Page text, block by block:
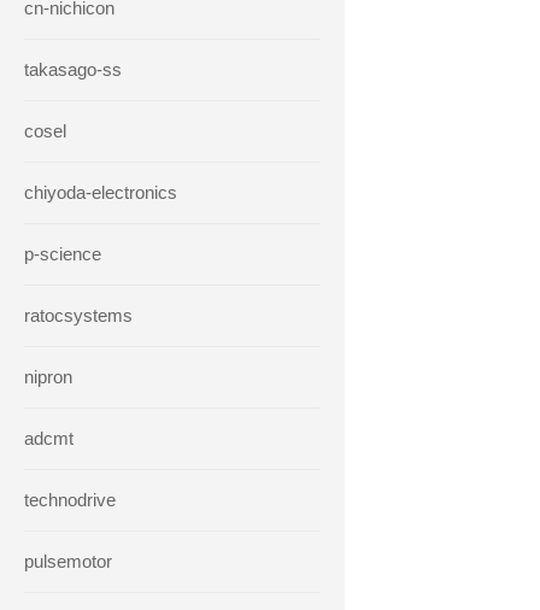
cn-nichicon
takasago-ss
cosel
chiyoda-electronics
p-science
ratocsystems
nipron
adcmt
technodrive
pulsemotor